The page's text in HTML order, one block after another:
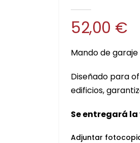
52,00 €
Mando de garaje
Diseñado para
edificios,
Se entregará
Adjuntar